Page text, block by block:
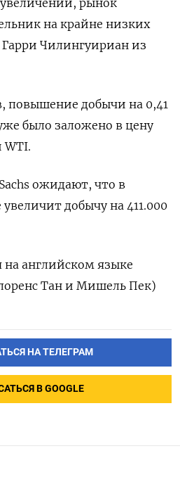
рынок
на крайне низких
Чилингуириан из
повышение добычи на 0,41
было заложено в цену
WTI.
ожидают, что в
добычу на 411.000
английском языке
Тан и Мишель Пек)
НА ТЕЛЕГРАМ
В GOOGLE